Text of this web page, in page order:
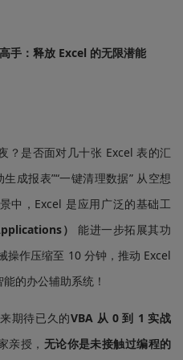
手：释放 Excel 的无限潜能
？是否面对几十张 Excel 表的汇
成报表”“一键清理数据” 从空想
中，Excel 是应用广泛的基础工
）
能进一步拓展其功
作压缩至 10 分钟，推动 Excel
的办公辅助系统！
期待已久的VBA 从 0 到 1 实战
亲授， 无论你是未接触过编程的